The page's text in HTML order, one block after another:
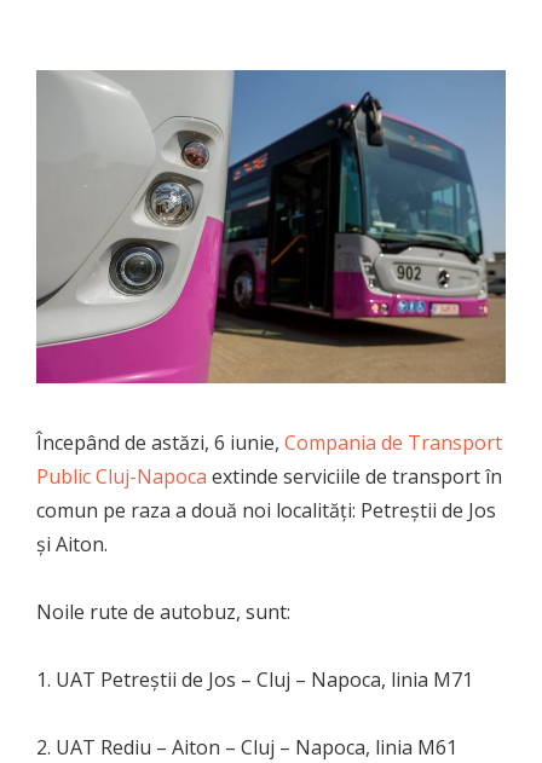
Începând de astăzi, 6 iunie, Compania de Transport
Public Cluj-Napoca extinde serviciile de transport în
comun pe raza a două noi localități: Petreștii de Jos
și Aiton.
Noile rute de autobuz, sunt:
1. UAT Petreștii de Jos – Cluj – Napoca, linia M71
2. UAT Rediu – Aiton – Cluj – Napoca, linia M61